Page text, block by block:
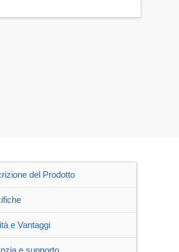
del Prodotto
e Vantaggi